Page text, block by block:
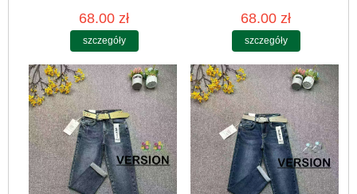
68.00 zł
szczegóły
68.00 zł
szczegóły